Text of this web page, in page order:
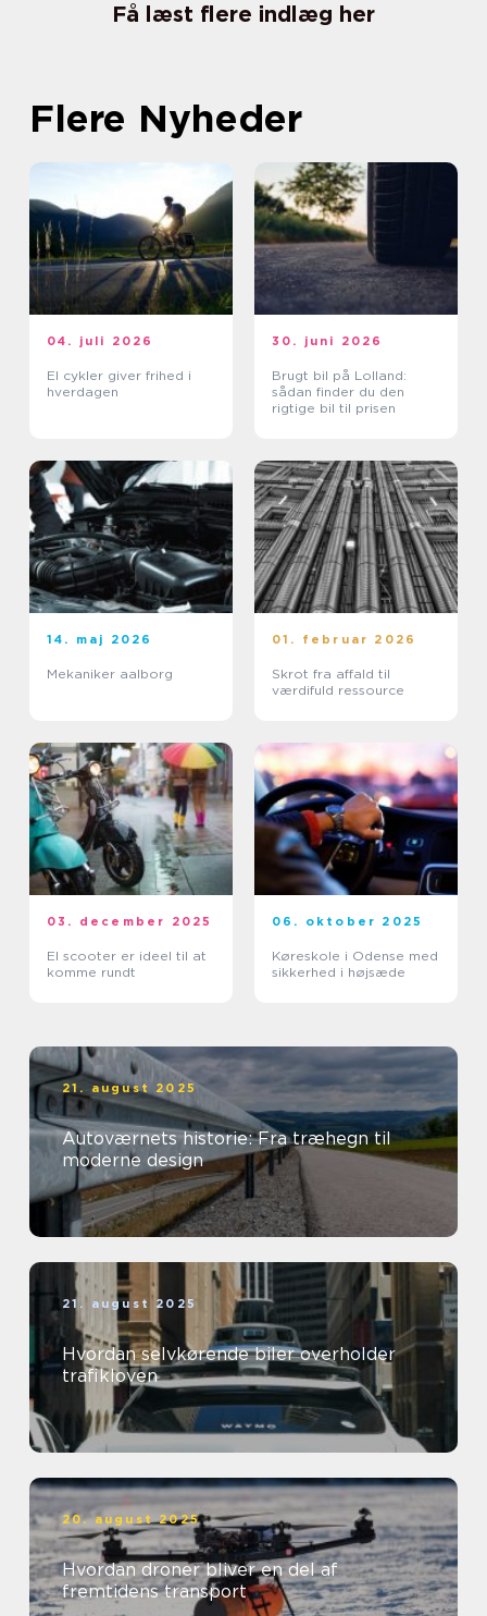
Få læst flere indlæg her
Flere Nyheder
04. juli 2026
El cykler giver frihed i
hverdagen
30. juni 2026
Brugt bil på Lolland:
sådan finder du den
rigtige bil til prisen
14. maj 2026
Mekaniker aalborg
01. februar 2026
Skrot fra affald til
værdifuld ressource
03. december 2025
El scooter er ideel til at
komme rundt
06. oktober 2025
Køreskole i Odense med
sikkerhed i højsæde
21. august 2025
Autoværnets historie: Fra træhegn til
moderne design
21. august 2025
Hvordan selvkørende biler overholder
trafikloven
20. august 2025
Hvordan droner bliver en del af
fremtidens transport